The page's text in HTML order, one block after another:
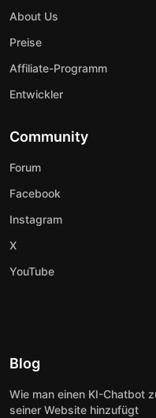
About Us
Preise
Affiliate-Programm
Entwickler
Community
Forum
Facebook
Instagram
X
YouTube
Blog
Wie man einen KI-Chatbot
seiner Website hinzufügt